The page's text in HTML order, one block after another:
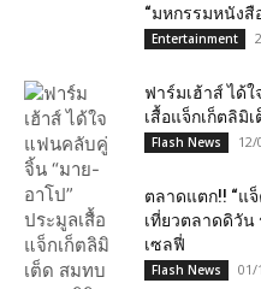
“มหกรรมหนังสื
Entertainment
ฟาร์มเฮ้าส์ ได้
เสื้อแจ็กเก็ตลิมิ
Flash News 12/
ตลาดแตก!! “แ
เที่ยวตลาดดิวัน
เซลฟี่
Flash News 01/